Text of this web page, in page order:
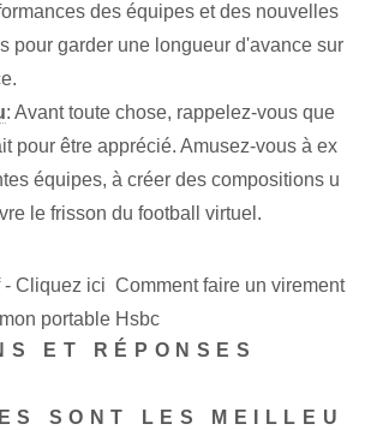
des équipes et des nouvelles
pour garder une longueur d'avance sur
: Avant toute chose, rappelez-vous que
pour être apprécié. Amusez-vous à ex
équipes, à créer des compositions u
le frisson du football virtuel.
Cliquez ici Comment faire un virement
portable Hsbc
ET RÉPONSES
SONT LES MEILLEU